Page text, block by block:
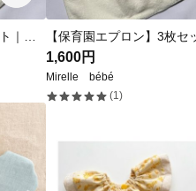
【保育園エプロン】3枚セット｜ふわふわ素材｜入園準備・洗い替えに◎｜シンプルデザイン｜お食事エプロン
1,600円
Mirelle bébé
(1)